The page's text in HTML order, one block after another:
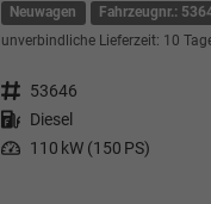
Neuwagen
Fahrzeugnr.:
unverbindliche Lieferzeit: 10
Fahrzeugnr. 53646
Kraftstoff Diesel
Leistung 110 kW (150 PS)